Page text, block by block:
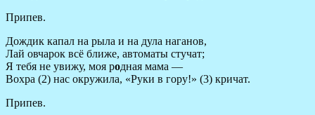
Припев.
Дождик капал на рыла и на дула наганов,
Лай овчарок всё ближе, автоматы стучат;
Я тебя не увижу, моя родная мама —
Вохра (2) нас окружила, «Руки в гору!» (3) кричат.
Припев.